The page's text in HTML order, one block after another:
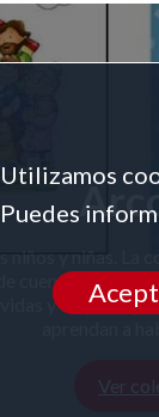
niños y niñas. La
cuentos y de
vidas y las
Ver
Utilizamos
Puedes